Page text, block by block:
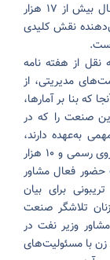
مشاور وزیر نفت در امور بانوان گفت: مشارکت فعال بیش از ۱۷ هزار
نقش کلیدی
از هفته نامه
مدیریتی، از
بنا بر آمارها،
از کارکنان این صنعت را که در
به‌عهده دارند،
زنان تشکیل می‌دهند. از این تعداد، ۷ هزار نفر نیروی رسمی و ۱۰ هزار
حضور فعال مشاور
برای بیان
تلاشگر صنعت
وزیر نفت در
زن با مسئولیت‌های